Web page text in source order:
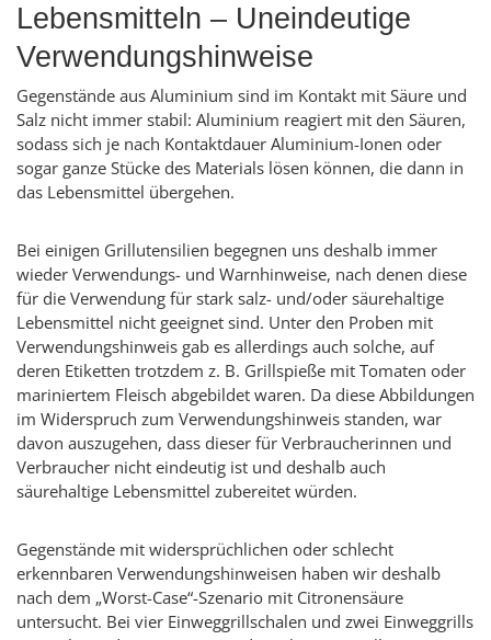
Lebensmitteln – Uneindeutige
Verwendungshinweise
Gegenstände aus Aluminium sind im Kontakt mit Säure und
Salz nicht immer stabil: Aluminium reagiert mit den Säuren,
sodass sich je nach Kontaktdauer Aluminium-Ionen oder
sogar ganze Stücke des Materials lösen können, die dann in
das Lebensmittel übergehen.
Bei einigen Grillutensilien begegnen uns deshalb immer
wieder Verwendungs- und Warnhinweise, nach denen diese
für die Verwendung für stark salz- und/oder säurehaltige
Lebensmittel nicht geeignet sind. Unter den Proben mit
Verwendungshinweis gab es allerdings auch solche, auf
deren Etiketten trotzdem z. B. Grillspieße mit Tomaten oder
mariniertem Fleisch abgebildet waren. Da diese Abbildungen
im Widerspruch zum Verwendungshinweis standen, war
davon auszugehen, dass dieser für Verbraucherinnen und
Verbraucher nicht eindeutig ist und deshalb auch
säurehaltige Lebensmittel zubereitet würden.
Gegenstände mit widersprüchlichen oder schlecht
erkennbaren Verwendungshinweisen haben wir deshalb
nach dem „Worst-Case“-Szenario mit Citronensäure
untersucht. Bei vier Einweggrillschalen und zwei Einweggrills